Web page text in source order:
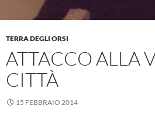
TERRA DEGLI ORSI
ATTACCO ALLA
CITTÀ
15 FEBBRAIO 2014